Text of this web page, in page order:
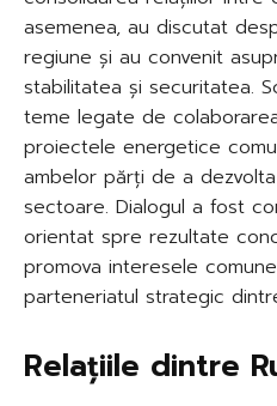
asemenea, au discutat
regiune și au convenit
stabilitatea și securitatea.
teme legate de
proiectele energetice
ambelor părți de a
sectoare. Dialogul a fost
orientat spre rezultate
promova interesele
parteneriatul strategic
Relațiile dintre